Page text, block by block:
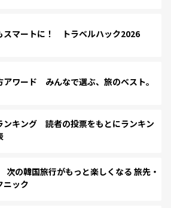
スマートに！ トラベルハック2026
アワード みんなで選ぶ、旅のベスト。
ンキング 読者の投票をもとにランキン
の韓国旅行がもっと楽しくなる 旅先・
ニック